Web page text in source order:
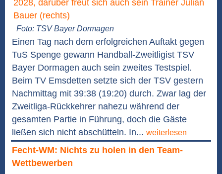
Foto: TSV Bayer Dormagen
Einen Tag nach dem erfolgreichen Auftakt gegen
TuS Spenge gewann Handball-Zweitligist TSV
Bayer Dormagen auch sein zweites Testspiel.
Beim TV Emsdetten setzte sich der TSV gestern
Nachmittag mit 39:38 (19:20) durch. Zwar lag der
Zweitliga-Rückkehrer nahezu während der
gesamten Partie in Führung, doch die Gäste
ließen sich nicht abschütteln. In... weiterlesen
Fecht-WM: Nichts zu holen in den Team-
Wettbewerben